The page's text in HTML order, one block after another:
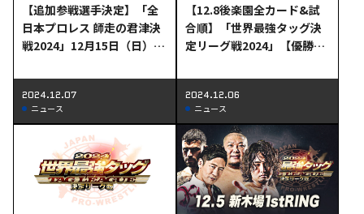
【追加参戦選手決定】「全
日本プロレス 師走の君津決
戦2024」12月15日（日）君
ンディ・ウー選手の参戦決
定！
2024.12.07
ニュース
【12.8後楽園全カード&試
合順】「世界最強タッグ決
定リーグ戦2024」【優勝決
sents～12月8日（日）後楽
園大会全対戦カード及び試
合順決定のお知らせ
2024.12.06
ニュース